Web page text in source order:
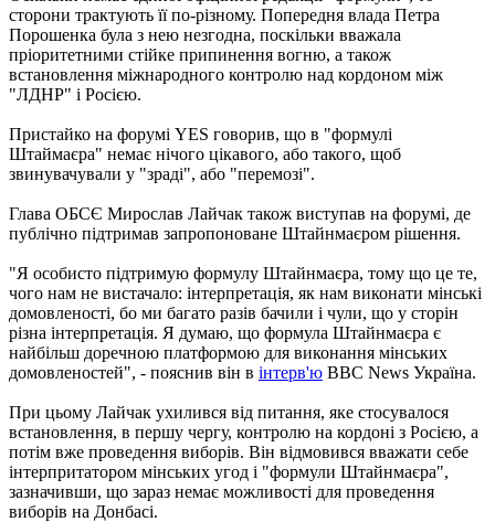
сторони трактують її по-різному. Попередня влада Петра
Порошенка була з нею незгодна, поскільки вважала
пріоритетними стійке припинення вогню, а також
встановлення міжнародного контролю над кордоном між
"ЛДНР" і Росією.
Пристайко на форумі YES говорив, що в "формулі
Штаймаєра" немає нічого цікавого, або такого, щоб
звинувачували у "зраді", або "перемозі".
Глава ОБСЄ Мирослав Лайчак також виступав на форумі, де
публічно підтримав запропоноване Штайнмаєром рішення.
"Я особисто підтримую формулу Штайнмаєра, тому що це те,
чого нам не вистачало: інтерпретація, як нам виконати мінські
домовленості, бо ми багато разів бачили і чули, що у сторін
різна інтерпретація. Я думаю, що формула Штайнмаєра є
найбільш доречною платформою для виконання мінських
домовленостей", - пояснив він в інтерв'ю BBC News Україна.
При цьому Лайчак ухилився від питання, яке стосувалося
встановлення, в першу чергу, контролю на кордоні з Росією, а
потім вже проведення виборів. Він відмовився вважати себе
інтерпритатором мінських угод і "формули Штайнмаєра",
зазначивши, що зараз немає можливості для проведення
виборів на Донбасі.